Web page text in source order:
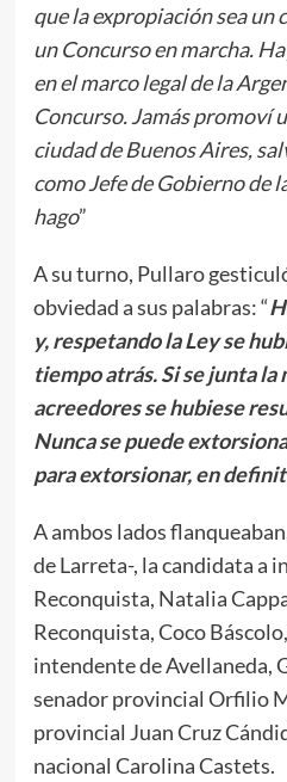
que la expropiación sea un
un Concurso en marcha.
en el marco legal de la
Concurso. Jamás promoví
ciudad de Buenos Aires,
como Jefe de Gobierno de
hago”
A su turno, Pullaro
obviedad a sus palabras: “
y, respetando la Ley se
tiempo atrás. Si se junta la
acreedores se hubiese
Nunca se puede
para extorsionar, en
A ambos lados
de Larreta-, la candidata a
Reconquista, Natalia
Reconquista, Coco
intendente de Avellaneda,
senador provincial Orfilio
provincial Juan Cruz
nacional Carolina Castets.